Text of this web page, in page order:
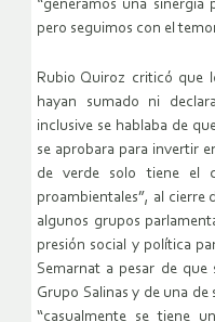
“generamos una
pero seguimos con el
Rubio Quiroz criticó que
hayan sumado ni
inclusive se hablaba de
se aprobara para invertir
de verde solo tiene el
proambientales”, al cierre
algunos grupos
presión social y política
Semarnat a pesar de
Grupo Salinas y de una de
“casualmente se tiene